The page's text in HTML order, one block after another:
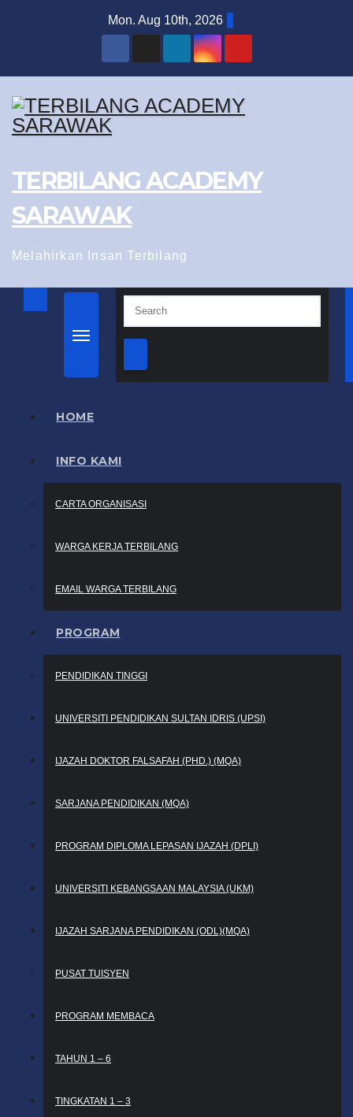
Mon. Aug 10th, 2026
TERBILANG ACADEMY
SARAWAK
Melahirkan Insan Terbilang
HOME
INFO KAMI
CARTA ORGANISASI
WARGA KERJA TERBILANG
EMAIL WARGA TERBILANG
PROGRAM
PENDIDIKAN TINGGI
UNIVERSITI PENDIDIKAN SULTAN IDRIS (UPSI)
IJAZAH DOKTOR FALSAFAH (PHD.) (MQA)
SARJANA PENDIDIKAN (MQA)
PROGRAM DIPLOMA LEPASAN IJAZAH (DPLI)
UNIVERSITI KEBANGSAAN MALAYSIA (UKM)
IJAZAH SARJANA PENDIDIKAN (ODL)(MQA)
PUSAT TUISYEN
PROGRAM MEMBACA
TAHUN 1 – 6
TINGKATAN 1 – 3